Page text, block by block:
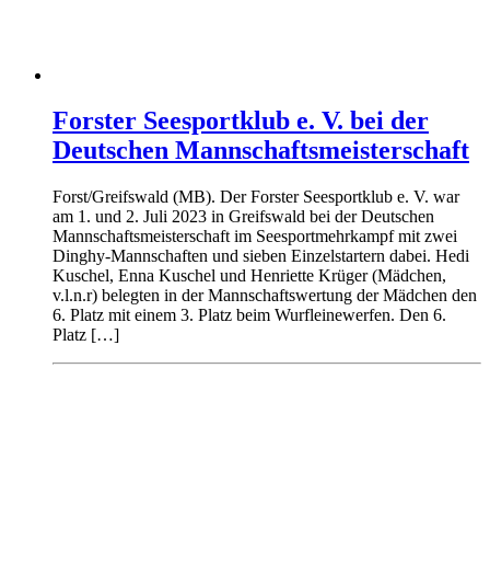
Forster Seesportklub e. V. bei der
Deutschen Mannschaftsmeisterschaft
Forst/Greifswald (MB). Der Forster Seesportklub e. V. war
am 1. und 2. Juli 2023 in Greifswald bei der Deutschen
Mannschaftsmeisterschaft im Seesportmehrkampf mit zwei
Dinghy-Mannschaften und sieben Einzelstartern dabei. Hedi
Kuschel, Enna Kuschel und Henriette Krüger (Mädchen,
v.l.n.r) belegten in der Mannschaftswertung der Mädchen den
6. Platz mit einem 3. Platz beim Wurfleinewerfen. Den 6.
Platz […]